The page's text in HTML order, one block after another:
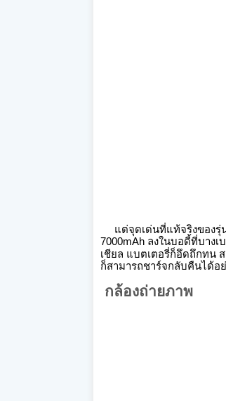
แต่จุดเด่นที่แท้จริงของรุ่น
7000mAh ลงในบอดี้ที่บางเ
เชียล แบตเตอรี่ก็อึดถึกทน
ก็สามารถชาร์จกลับคืนได้อย่
กล้องถ่ายภาพ